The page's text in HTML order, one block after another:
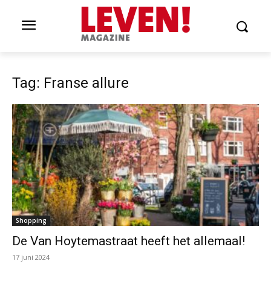
Tag: Franse allure
Shopping
De Van Hoytemastraat heeft het allemaal!
17 juni 2024